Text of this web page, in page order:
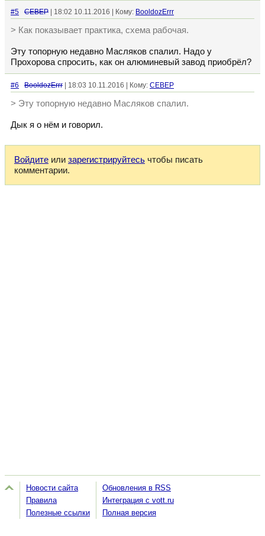
#5 CEBEP | 18:02 10.11.2016 | Кому: BooldozErrr
> Как показывает практика, схема рабочая.
Эту топорную недавно Масляков спалил. Надо у
Прохорова спросить, как он алюминевый завод приобрёл?
#6 BooldozErrr | 18:03 10.11.2016 | Кому: CEBEP
> Эту топорную недавно Масляков спалил.
Дык я о нём и говорил.
Войдите или зарегистрируйтесь чтобы писать
комментарии.
Новости сайта
Правила
Полезные ссылки
Обновления в RSS
Интеграция с vott.ru
Полная версия